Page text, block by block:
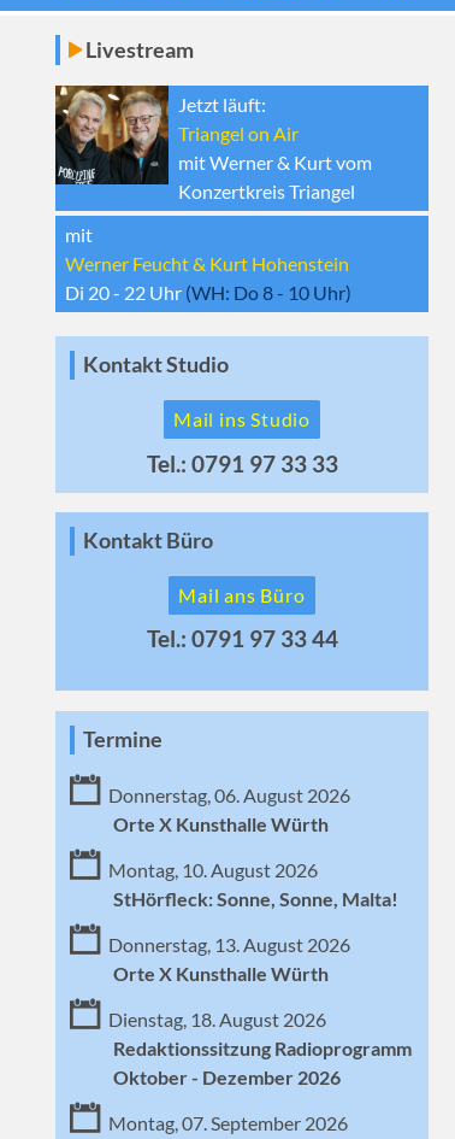
Livestream
Jetzt läuft:
Triangel on Air
mit Werner & Kurt vom
Konzertkreis Triangel
mit
Werner Feucht & Kurt Hohenstein
Di 20 - 22 Uhr (WH: Do 8 - 10 Uhr)
Kontakt Studio
Mail ins Studio
Tel.: 0791 97 33 33
Kontakt Büro
Mail ans Büro
Tel.: 0791 97 33 44
Termine
Donnerstag, 06. August 2026
Orte X Kunsthalle Würth
Montag, 10. August 2026
StHörfleck: Sonne, Sonne, Malta!
Donnerstag, 13. August 2026
Orte X Kunsthalle Würth
Dienstag, 18. August 2026
Redaktionssitzung Radioprogramm
Oktober - Dezember 2026
Montag, 07. September 2026